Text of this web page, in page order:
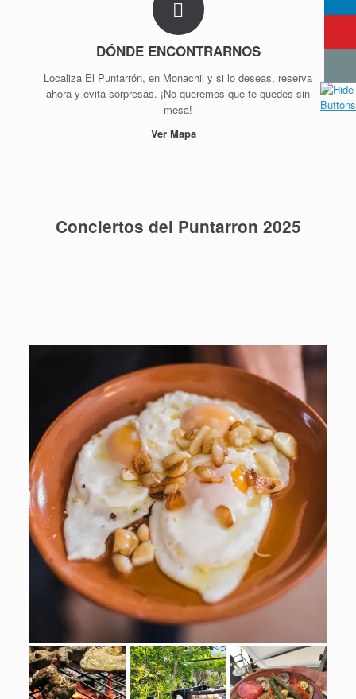
DÓNDE ENCONTRARNOS
Localiza El Puntarrón, en Monachil y si lo deseas, reserva
ahora y evita sorpresas. ¡No queremos que te quedes sin
mesa!
Ver Mapa
Conciertos del Puntarron 2025